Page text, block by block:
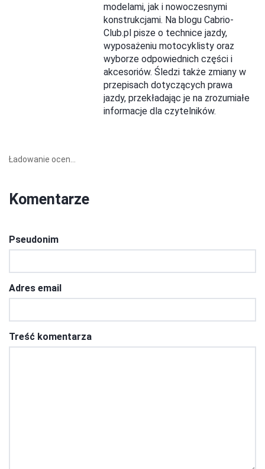
modelami, jak i nowoczesnymi
konstrukcjami. Na blogu Cabrio-
Club.pl pisze o technice jazdy,
wyposażeniu motocyklisty oraz
wyborze odpowiednich części i
akcesoriów. Śledzi także zmiany w
przepisach dotyczących prawa
jazdy, przekładając je na zrozumiałe
informacje dla czytelników.
Ładowanie ocen...
Komentarze
Pseudonim
Adres email
Treść komentarza